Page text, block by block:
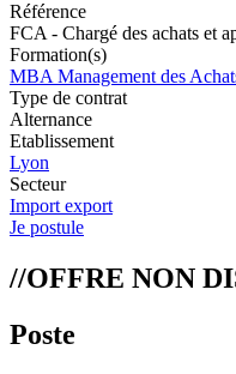
Référence
FCA - Chargé des achats et
Formation(s)
MBA Management des
Type de contrat
Alternance
Etablissement
Lyon
Secteur
Import export
Je postule
//OFFRE NON
Poste